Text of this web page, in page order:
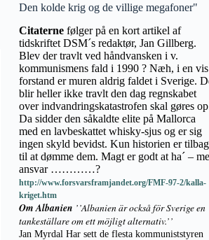
Den kolde krig og de villige megafoner"
Citaternefølger på en kort artikel af
tidskriftet DSM´s redaktør, Jan Gillberg.
Blev der travlt ved håndvansken i v.
kommunismens fald i 1990 ? Næh, i en vis
forstand er muren aldrig faldet i Sverige.
blir heller ikke travlt den dag regnskabet
over indvandringskatastrofen skal gøres
Da sidder den såkaldte elite på Mallorca
med en lavbeskattet whisky-sjus og er sig
ingen skyld bevidst. Kun historien er
til at dømme dem. Magt er godt at ha´ –
ansvar …………?
http://www.forsvarsframjandet.org/FMF-97-2/kalla-
kriget.htm
Om Albanien ’’Albanien är också för Sverige en
tankeställare om ett möjligt alternativ.’’
Jan Myrdal Har sett de flesta kommuniststyren